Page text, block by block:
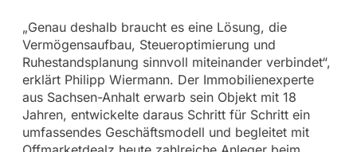
„Genau deshalb braucht es eine Lösung, die
Vermögensaufbau, Steueroptimierung und
Ruhestandsplanung sinnvoll miteinander verbindet“,
erklärt Philipp Wiermann. Der Immobilienexperte
aus Sachsen-Anhalt erwarb sein Objekt mit 18
Jahren, entwickelte daraus Schritt für Schritt ein
umfassendes Geschäftsmodell und begleitet mit